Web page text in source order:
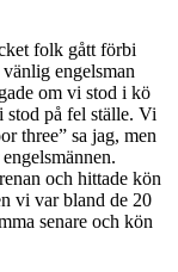
folk gått förbi
engelsman
om vi stod i kö
på fel ställe. Vi
three” sa jag, men
och hittade kön
vi var bland de 20
senare och kön